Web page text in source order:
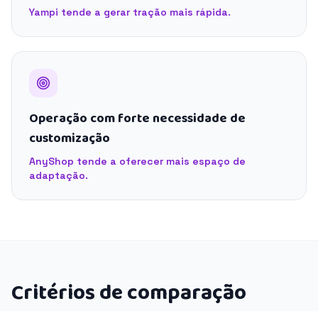
Yampi tende a gerar tração mais rápida.
Operação com forte necessidade de
customização
AnyShop tende a oferecer mais espaço de
adaptação.
Critérios de comparação